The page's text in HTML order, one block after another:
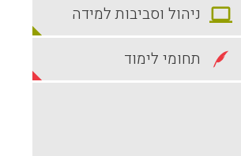
ניהול וסביבות למידה
תחומי לימוד